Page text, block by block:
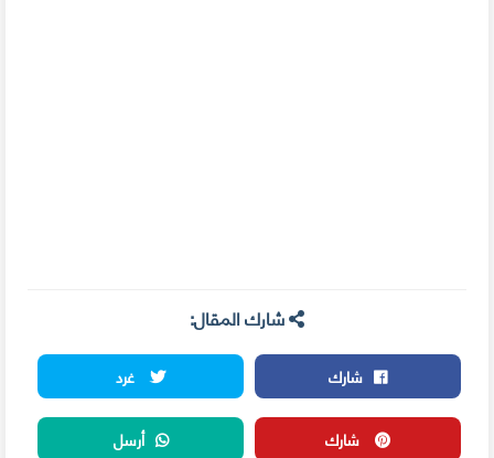
شارك المقال:
شارك
غرد
شارك
أرسل